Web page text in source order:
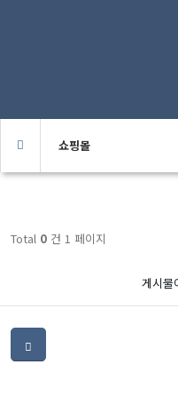
쇼핑몰
Total 0 건 1 페이지
게시물